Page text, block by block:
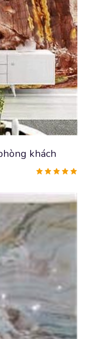
khách